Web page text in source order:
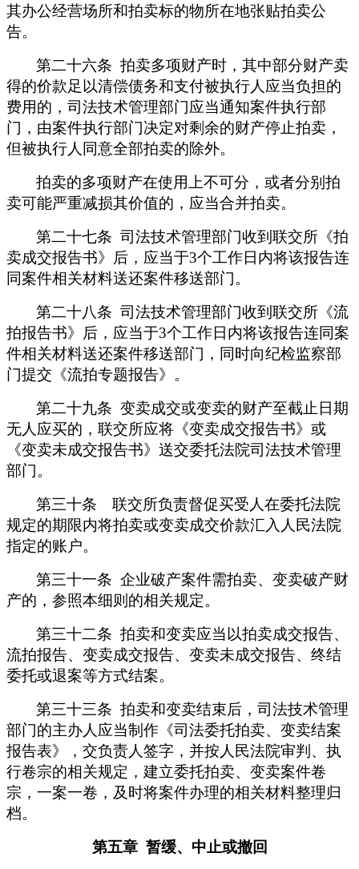
其办公经营场所和拍卖标的物所在地张贴拍卖公
告。
第二十六条 拍卖多项财产时，其中部分财产卖
得的价款足以清偿债务和支付被执行人应当负担的
费用的，司法技术管理部门应当通知案件执行部
门，由案件执行部门决定对剩余的财产停止拍卖，
但被执行人同意全部拍卖的除外。
拍卖的多项财产在使用上不可分，或者分别拍
卖可能严重减损其价值的，应当合并拍卖。
第二十七条 司法技术管理部门收到联交所《拍
卖成交报告书》后，应当于3个工作日内将该报告连
同案件相关材料送还案件移送部门。
第二十八条 司法技术管理部门收到联交所《流
拍报告书》后，应当于3个工作日内将该报告连同案
件相关材料送还案件移送部门，同时向纪检监察部
门提交《流拍专题报告》。
第二十九条 变卖成交或变卖的财产至截止日期
无人应买的，联交所应将《变卖成交报告书》或
《变卖未成交报告书》送交委托法院司法技术管理
部门。
第三十条 联交所负责督促买受人在委托法院
规定的期限内将拍卖或变卖成交价款汇入人民法院
指定的账户。
第三十一条 企业破产案件需拍卖、变卖破产财
产的，参照本细则的相关规定。
第三十二条 拍卖和变卖应当以拍卖成交报告、
流拍报告、变卖成交报告、变卖未成交报告、终结
委托或退案等方式结案。
第三十三条 拍卖和变卖结束后，司法技术管理
部门的主办人应当制作《司法委托拍卖、变卖结案
报告表》，交负责人签字，并按人民法院审判、执
行卷宗的相关规定，建立委托拍卖、变卖案件卷
宗，一案一卷，及时将案件办理的相关材料整理归
档。
第五章 暂缓、中止或撤回